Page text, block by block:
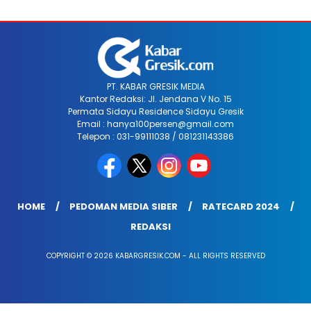
PT. KABAR GRESIK MEDIA
Kantor Redaksi: Jl. Jendana V No. 15
Permata Sidayu Residence Sidayu Gresik
Email : hanya100persen@gmail.com
Telepon : 031-99111038 / 081231143386
HOME PEDOMAN MEDIA SIBER
RATECARD 2024
REDAKSI
COPYRIGHT © 2026 KABARGRESIK.COM - ALL RIGHTS RESERVED